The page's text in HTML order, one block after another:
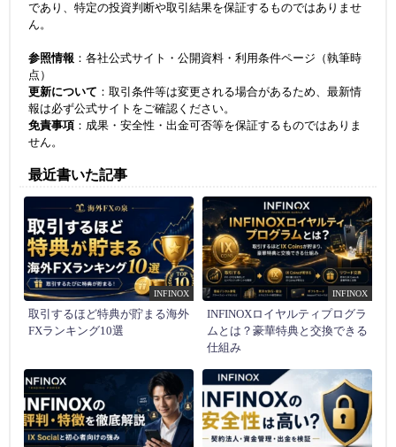
であり、特定の投資判断や取引結果を保証するものではありませ
ん。
参照情報 ：各社公式サイト・公開資料・利用条件ページ（執筆時
点）
更新について ：取引条件等は変更される場合があるため、最新情
報は必ず公式サイトをご確認ください。
免責事項 ：成果・安全性・出金可否等を保証するものではありま
せん。
最近書いた記事
INFINOX
取引するほど特典が貯まる海外
FXランキング10選
INFINOX
INFINOXロイヤルティプログラ
ムとは？豪華特典と交換できる
仕組み